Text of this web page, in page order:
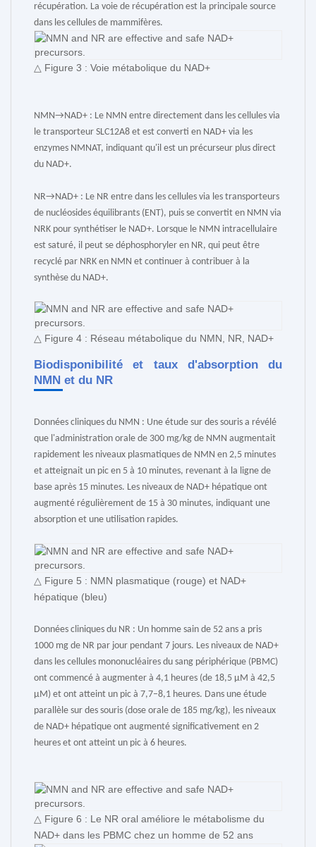
récupération. La voie de récupération est la principale source
dans les cellules de mammifères.
△ Figure 3 : Voie métabolique du NAD+
NMN→NAD+ : Le NMN entre directement dans les cellules via
le transporteur SLC12A8 et est converti en NAD+ via les
enzymes NMNAT, indiquant qu'il est un précurseur plus direct
du NAD+.
NR→NAD+ : Le NR entre dans les cellules via les transporteurs
de nucléosides équilibrants (ENT), puis se convertit en NMN via
NRK pour synthétiser le NAD+. Lorsque le NMN intracellulaire
est saturé, il peut se déphosphoryler en NR, qui peut être
recyclé par NRK en NMN et continuer à contribuer à la
synthèse du NAD+.
△ Figure 4 : Réseau métabolique du NMN, NR, NAD+
Biodisponibilité et taux d'absorption du
NMN et du NR
Données cliniques du NMN : Une étude sur des souris a révélé
que l'administration orale de 300 mg/kg de NMN augmentait
rapidement les niveaux plasmatiques de NMN en 2,5 minutes
et atteignait un pic en 5 à 10 minutes, revenant à la ligne de
base après 15 minutes. Les niveaux de NAD+ hépatique ont
augmenté régulièrement de 15 à 30 minutes, indiquant une
absorption et une utilisation rapides.
△ Figure 5 : NMN plasmatique (rouge) et NAD+
hépatique (bleu)
Données cliniques du NR : Un homme sain de 52 ans a pris
1000 mg de NR par jour pendant 7 jours. Les niveaux de NAD+
dans les cellules mononucléaires du sang périphérique (PBMC)
ont commencé à augmenter à 4,1 heures (de 18,5 μM à 42,5
μM) et ont atteint un pic à 7,7–8,1 heures. Dans une étude
parallèle sur des souris (dose orale de 185 mg/kg), les niveaux
de NAD+ hépatique ont augmenté significativement en 2
heures et ont atteint un pic à 6 heures.
△ Figure 6 : Le NR oral améliore le métabolisme du
NAD+ dans les PBMC chez un homme de 52 ans